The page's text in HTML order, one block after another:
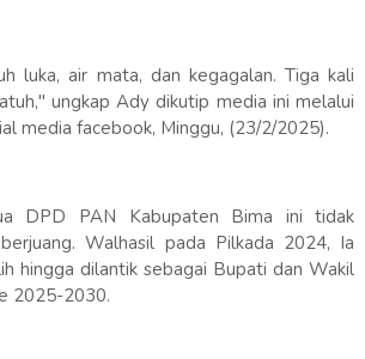
luka, air mata, dan kegagalan. Tiga kali
ungkap Ady dikutip media ini melalui
media facebook, Minggu, (23/2/2025).
DPD PAN Kabupaten Bima ini tidak
Walhasil pada Pilkada 2024, Ia
hingga dilantik sebagai Bupati dan Wakil
2025-2030.